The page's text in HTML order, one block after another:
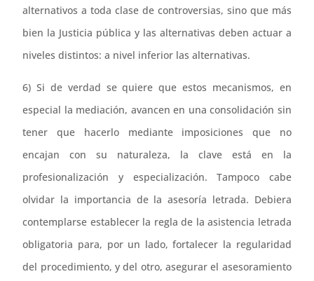
alternativos a toda clase de controversias, sino que más
bien la Justicia pública y las alternativas deben actuar a
niveles distintos: a nivel inferior las alternativas.
6) Si de verdad se quiere que estos mecanismos, en
especial la mediación, avancen en una consolidación sin
tener que hacerlo mediante imposiciones que no
encajan con su naturaleza, la clave está en la
profesionalización y especialización. Tampoco cabe
olvidar la importancia de la asesoría letrada. Debiera
contemplarse establecer la regla de la asistencia letrada
obligatoria para, por un lado, fortalecer la regularidad
del procedimiento, y del otro, asegurar el asesoramiento